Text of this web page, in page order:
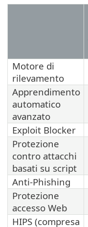
Motore di
rilevamento
Apprendimento
automatico
avanzato
Exploit Blocker
Protezione
contro attacchi
basati su script
Anti-Phishing
Protezione
accesso Web
HIPS (compresa